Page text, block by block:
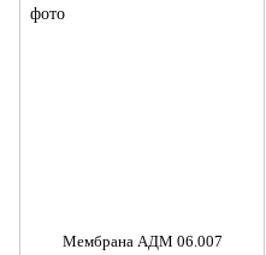
Мембрана АДМ 06.007